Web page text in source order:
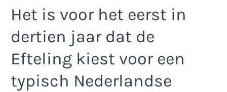
Het is voor het eerst in
dertien jaar dat de
Efteling kiest voor een
typisch Nederlandse